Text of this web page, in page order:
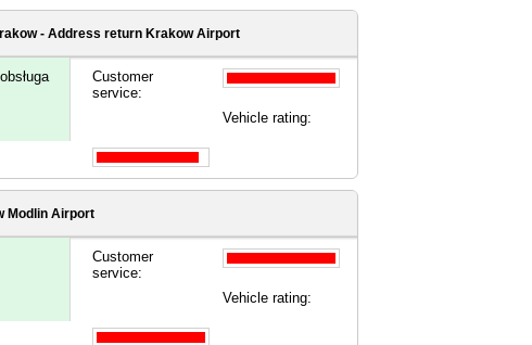
- Address return Krakow Airport
Customer
service:
Vehicle rating:
Modlin Airport
Customer
service:
Vehicle rating: